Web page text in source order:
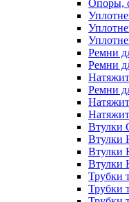
Опоры,
Ремни
Ремни
Ремни
Втулки
Втулки
Втулки
Втулки
Трубки
Трубки